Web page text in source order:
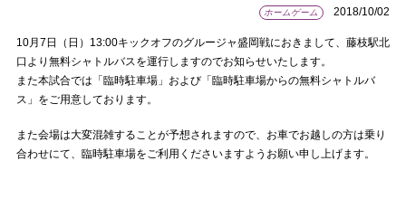
ホームゲーム 2018/10/02
10月7日（日）13:00キックオフのグルージャ盛岡戦におきまして、藤枝駅北
口より無料シャトルバスを運行しますのでお知らせいたします。
また本試合では「臨時駐車場」および「臨時駐車場からの無料シャトルバ
ス」をご用意しております。
また会場は大変混雑することが予想されますので、お車でお越しの方は乗り
合わせにて、臨時駐車場をご利用くださいますようお願い申し上げます。